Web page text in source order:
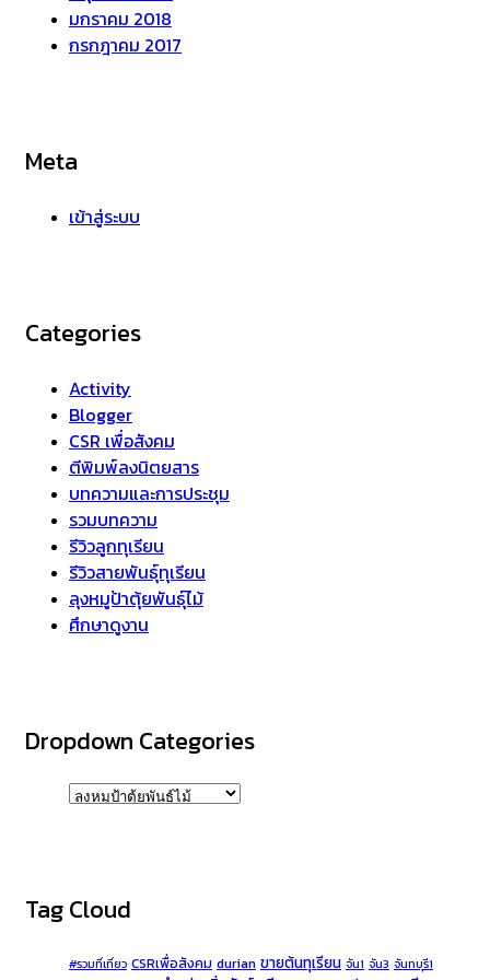
มกราคม 2018
กรกฎาคม 2017
Meta
เข้าสู่ระบบ
Categories
Activity
Blogger
CSR เพื่อสังคม
ตีพิมพ์ลงนิตยสาร
บทความและการประชุม
รวมบทความ
รีวิวลูกทุเรียน
รีวิวสายพันธุ์ทุเรียน
ลุงหมูป้าตุ้ยพันธุ์ไม้
ศึกษาดูงาน
Dropdown Categories
Tag Cloud
#รวมที่เที่ยว CSRเพื่อสังคม durian ขายต้นทุเรียน จัน1 จัน3 จันทบุรี1